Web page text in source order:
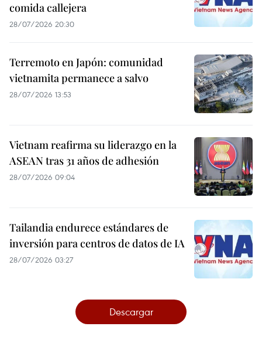
comida callejera
28/07/2026 20:30
Terremoto en Japón: comunidad
vietnamita permanece a salvo
28/07/2026 13:53
Vietnam reafirma su liderazgo en la
ASEAN tras 31 años de adhesión
28/07/2026 09:04
Tailandia endurece estándares de
inversión para centros de datos de IA
28/07/2026 03:27
Descargar